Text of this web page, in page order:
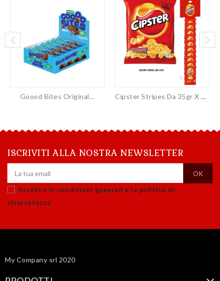
Goood Bites Original... Cipster Stripes Da 35gr X 44pz
ISCRIVITI ALLA NOSTRA NEWSLETTER
Accetto le condizioni generali e la politica di
riservatezza
My Company srl 2020